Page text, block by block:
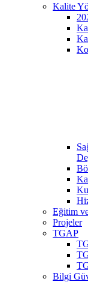
Kalite
Eğitim
Projeler
TGAP
Bilgi